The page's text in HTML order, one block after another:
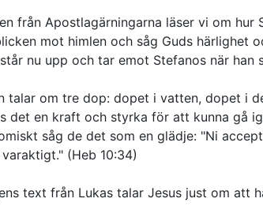
från Apostlagärningarna läser vi om
mot himlen och såg Guds härlighet
nu upp och tar emot Stefanos när han
talar om tre dop: dopet i vatten, dopet i
det en kraft och styrka för att kunna gå
såg de det som en glädje: "Ni
(Heb 10:34)
text från Lukas talar Jesus just om att